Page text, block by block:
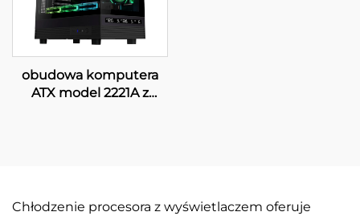
obudowa komputera
ATX model 2221A z
Chłodzenie procesora z wyświetlaczem oferuje